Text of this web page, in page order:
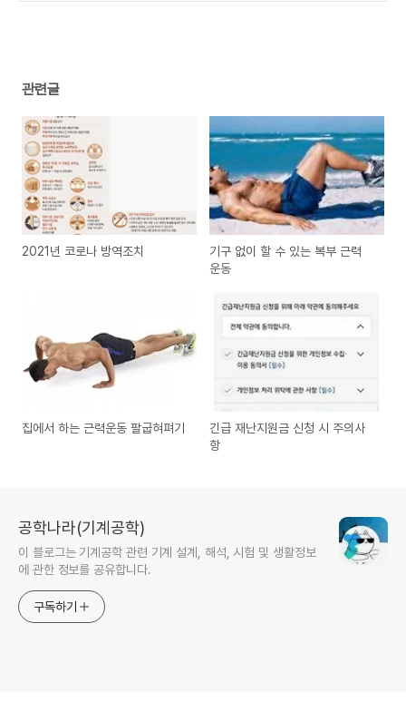
관련글
2021년 코로나 방역조치
기구 없이 할 수 있는 복부 근력
운동
집에서 하는 근력운동 팔굽혀펴기
긴급 재난지원금 신청 시 주의사
항
공학나라(기계공학)
이 블로그는 기계공학 관련 기계 설계, 해석, 시험 및 생활정보
에 관한 정보를 공유합니다.
구독하기